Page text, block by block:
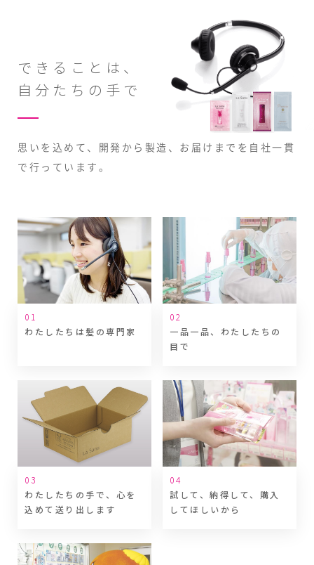
できることは、
自分たちの手で
思いを込めて、開発から製造、 お届けまでを自社一貫
で行っています。
わたしたちは髪の専門家
一品一品、わたしたちの
目で
わたしたちの手で、 心を
込めて送り出します
試して、納得して、 購入
してほしいから